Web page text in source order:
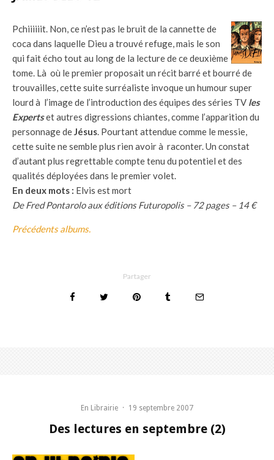
Pchiiiiiit. Non, ce n’est pas le bruit de la cannette de
coca dans laquelle Dieu a trouvé refuge, mais le son
qui fait écho tout au long de la lecture de ce deuxième
tome. Là où le premier proposait un récit barré et bourré de
trouvailles, cette suite surréaliste invoque un humour super
lourd à l’image de l’introduction des équipes des séries TV les
Expertset autres digressions chiantes, comme l’apparition du
personnage deJésus. Pourtant attendue comme le messie,
cette suite ne semble plus rien avoir à raconter. Un constat
d’autant plus regrettable compte tenu du potentiel et des
qualités déployées dans le premier volet.
En deux mots : Elvis est mort
De Fred Pontarolo aux éditions Futuropolis – 72 pages – 14 €
Précédents albums.
Partager
En Librairie · 19 septembre 2007
Des lectures en septembre (2)